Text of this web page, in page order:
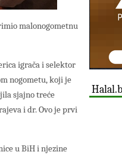
malonogometnu
igrača i selektor
nogometu, koji je
sjajno treće
i dr. Ovo je prvi
u BiH i njezine